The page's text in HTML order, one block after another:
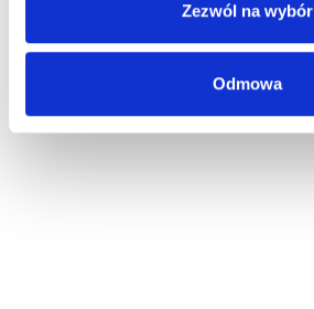
Zezwól na wybór
Odmowa